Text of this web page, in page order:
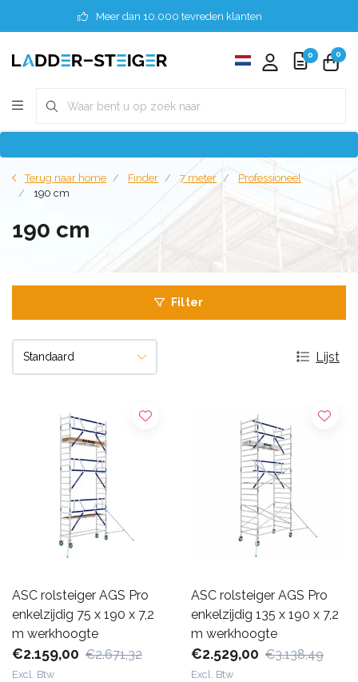
Meer dan 10.000 tevreden klanten
0 0
Terug naar home Finder 7 meter
Professioneel
190 cm
190 cm
Filter
Lijst
ASC rolsteiger AGS Pro
enkelzijdig 75 x 190 x 7,2
m werkhoogte
€2.159,00 €2.671,32
Excl. Btw
ASC rolsteiger AGS Pro
enkelzijdig 135 x 190 x 7,2
m werkhoogte
€2.529,00 €3.138,49
Excl. Btw